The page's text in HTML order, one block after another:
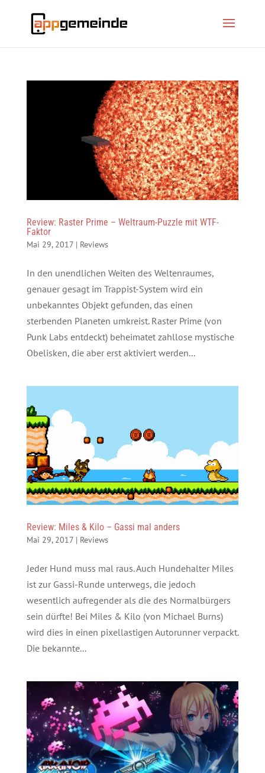
Review: Raster Prime – Weltraum-Puzzle mit WTF-
Faktor
Mai 29, 2017| Reviews
In den unendlichen Weiten des Weltenraumes,
genauer gesagt im Trappist-System wird ein
unbekanntes Objekt gefunden, das einen
sterbenden Planeten umkreist. Raster Prime (von
Punk Labs entdeckt) beheimatet zahllose mystische
Obelisken, die aber erst aktiviert werden...
Review: Miles & Kilo – Gassi mal anders
Mai 29, 2017| Reviews
Jeder Hund muss mal raus. Auch Hundehalter Miles
ist zur Gassi-Runde unterwegs, die jedoch
wesentlich aufregender als die des Normalbürgers
sein dürfte! Bei Miles & Kilo (von Michael Burns)
wird dies in einen pixellastigen Autorunner verpackt.
Die bekannte...